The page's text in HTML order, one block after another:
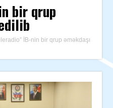
bir qrup
İB-nin bir qrup əməkdaşı